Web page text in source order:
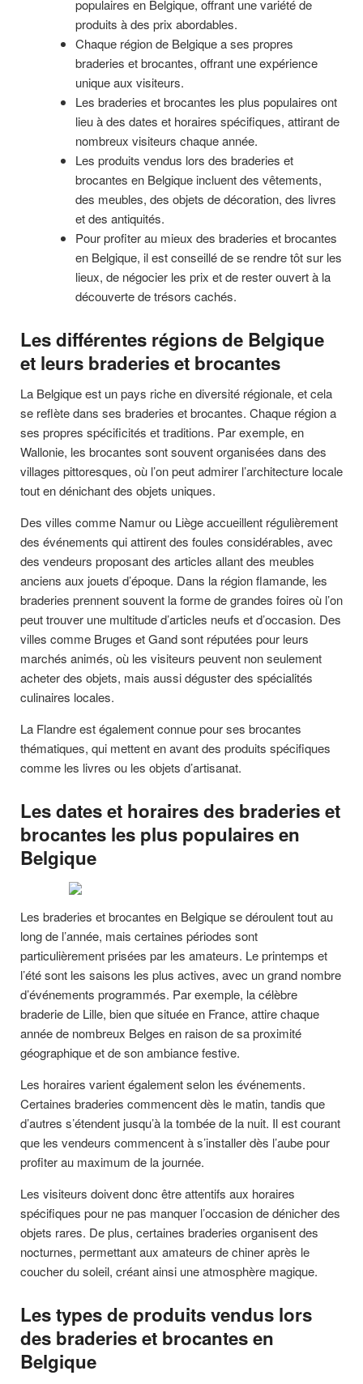
populaires en Belgique, offrant une variété de
produits à des prix abordables.
Chaque région de Belgique a ses propres
braderies et brocantes, offrant une expérience
unique aux visiteurs.
Les braderies et brocantes les plus populaires ont
lieu à des dates et horaires spécifiques, attirant de
nombreux visiteurs chaque année.
Les produits vendus lors des braderies et
brocantes en Belgique incluent des vêtements,
des meubles, des objets de décoration, des livres
et des antiquités.
Pour profiter au mieux des braderies et brocantes
en Belgique, il est conseillé de se rendre tôt sur les
lieux, de négocier les prix et de rester ouvert à la
découverte de trésors cachés.
Les différentes régions de Belgique
et leurs braderies et brocantes
La Belgique est un pays riche en diversité régionale, et cela
se reflète dans ses braderies et brocantes. Chaque région a
ses propres spécificités et traditions. Par exemple, en
Wallonie, les brocantes sont souvent organisées dans des
villages pittoresques, où l’on peut admirer l’architecture locale
tout en dénichant des objets uniques.
Des villes comme Namur ou Liège accueillent régulièrement
des événements qui attirent des foules considérables, avec
des vendeurs proposant des articles allant des meubles
anciens aux jouets d’époque. Dans la région flamande, les
braderies prennent souvent la forme de grandes foires où l’on
peut trouver une multitude d’articles neufs et d’occasion. Des
villes comme Bruges et Gand sont réputées pour leurs
marchés animés, où les visiteurs peuvent non seulement
acheter des objets, mais aussi déguster des spécialités
culinaires locales.
La Flandre est également connue pour ses brocantes
thématiques, qui mettent en avant des produits spécifiques
comme les livres ou les objets d’artisanat.
Les dates et horaires des braderies et
brocantes les plus populaires en
Belgique
Les braderies et brocantes en Belgique se déroulent tout au
long de l’année, mais certaines périodes sont
particulièrement prisées par les amateurs. Le printemps et
l’été sont les saisons les plus actives, avec un grand nombre
d’événements programmés. Par exemple, la célèbre
braderie de Lille, bien que située en France, attire chaque
année de nombreux Belges en raison de sa proximité
géographique et de son ambiance festive.
Les horaires varient également selon les événements.
Certaines braderies commencent dès le matin, tandis que
d’autres s’étendent jusqu’à la tombée de la nuit. Il est courant
que les vendeurs commencent à s’installer dès l’aube pour
profiter au maximum de la journée.
Les visiteurs doivent donc être attentifs aux horaires
spécifiques pour ne pas manquer l’occasion de dénicher des
objets rares. De plus, certaines braderies organisent des
nocturnes, permettant aux amateurs de chiner après le
coucher du soleil, créant ainsi une atmosphère magique.
Les types de produits vendus lors
des braderies et brocantes en
Belgique